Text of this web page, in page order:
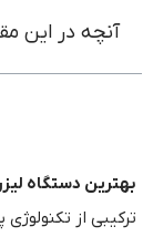
آنچه در این
بهترین دستگاه
ترکیبی از